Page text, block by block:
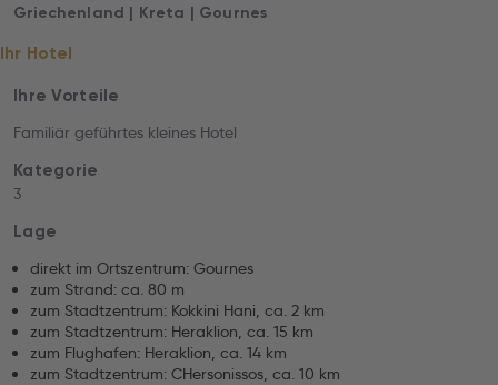
Griechenland | Kreta | Gournes
Ihr Hotel
Ihre Vorteile
Familiär geführtes kleines Hotel
Kategorie
3
Lage
direkt im Ortszentrum: Gournes
zum Strand: ca. 80 m
zum Stadtzentrum: Kokkini Hani, ca. 2 km
zum Stadtzentrum: Heraklion, ca. 15 km
zum Flughafen: Heraklion, ca. 14 km
zum Stadtzentrum: CHersonissos, ca. 10 km